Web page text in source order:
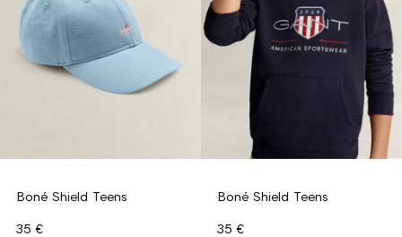
Boné Shield Teens
35 €
Boné Shield Teens
35 €